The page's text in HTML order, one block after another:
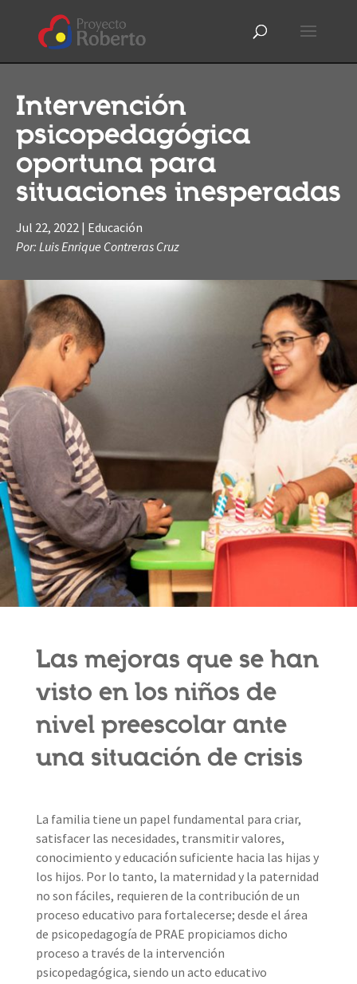
Intervención
psicopedagógica
oportuna para
situaciones inesperadas
Jul 22, 2022 | Educación
Por: Luis Enrique Contreras Cruz
Las mejoras que se han
visto en los niños de
nivel preescolar ante
una situación de crisis
La familia tiene un papel fundamental para criar,
satisfacer las necesidades, transmitir valores,
conocimiento y educación suficiente hacia las hijas y
los hijos. Por lo tanto, la maternidad y la paternidad
no son fáciles, requieren de la contribución de un
proceso educativo para fortalecerse; desde el área
de psicopedagogía de PRAE propiciamos dicho
proceso a través de la intervención
psicopedagógica, siendo un acto educativo